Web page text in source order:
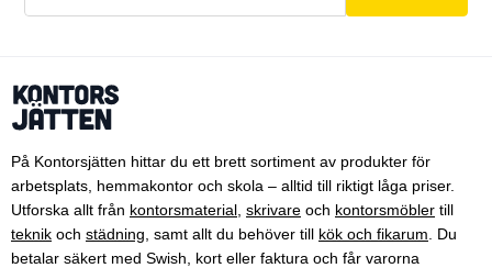
På Kontorsjätten hittar du ett brett sortiment av produkter för
arbetsplats, hemmakontor och skola – alltid till riktigt låga priser.
Utforska allt från kontorsmaterial skrivare och kontorsmöbler till
teknik och städning , samt allt du behöver till kök och fikarum . Du
betalar säkert med Swish, kort eller faktura och får varorna